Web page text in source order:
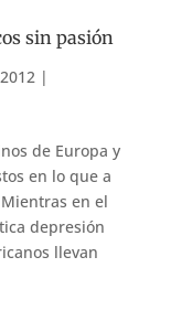
sin pasión
|
de Europa y
en lo que a
en el
depresión
llevan